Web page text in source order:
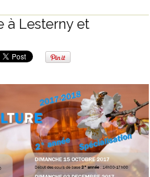
à Lesterny et